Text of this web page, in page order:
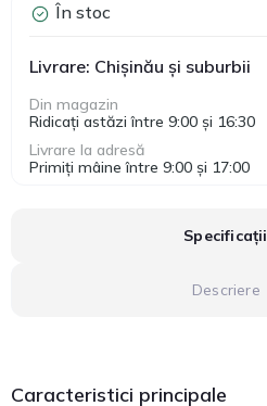
În stoc
Livrare: Chișinău și suburbii
Din magazin
Ridicați astăzi între 9:00 și 16:30
Livrare la adresă
Primiți mâine între 9:00 și 17:00
Specificații
Descriere
Caracteristici principale